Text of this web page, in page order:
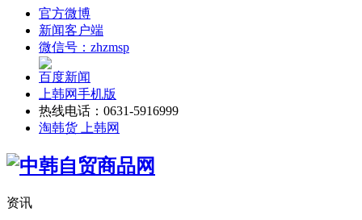
官方微博
新闻客户端
微信号：zhzmsp
百度新闻
上韩网手机版
热线电话：0631-5916999
淘韩货 上韩网
资讯